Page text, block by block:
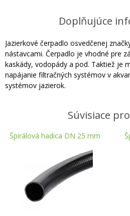
Doplňujúce
Jazierkové čerpadlo osvedčenej
nástavcami. Čerpadlo je vhodné pre
kaskády, vodopády a pod. Taktiež je
napájanie filtračných systémov v
systémov jazierok.
Súvisiace
Špirálová hadica DN 25 mm